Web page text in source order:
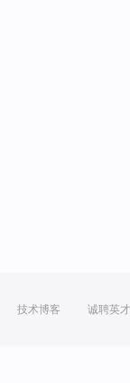
技术博客 诚聘英才